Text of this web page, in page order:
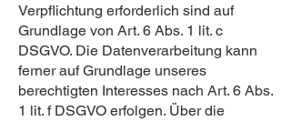
Verpflichtung erforderlich sind auf
Grundlage von Art. 6 Abs. 1 lit. c
DSGVO. Die Datenverarbeitung kann
ferner auf Grundlage unseres
berechtigten Interesses nach Art. 6 Abs.
1 lit. f DSGVO erfolgen. Über die